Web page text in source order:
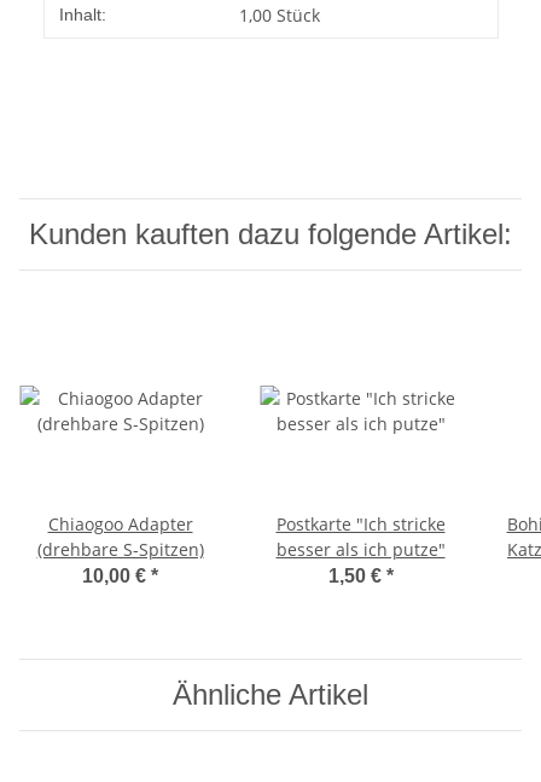
Produkteigenschaft
Wert
Inhalt: 1,00 Stück
Kunden kauften dazu folgende Artikel:
Chiaogoo Adapter
(drehbare S-Spitzen)
10,00 € *
Postkarte "Ich stricke
besser als ich putze"
1,50 € *
Ähnliche Artikel